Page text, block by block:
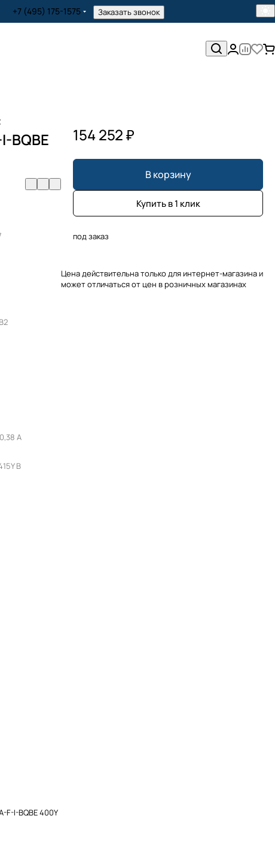
+7 (495) 175-1575 Заказать звонок
BQBE
A
В
I-BQBE 400Y
154 252 ₽
В корзину
Купить в 1 клик
под заказ
Цена действительна только для интернет-магазина и
может отличаться от цен в розничных магазинах